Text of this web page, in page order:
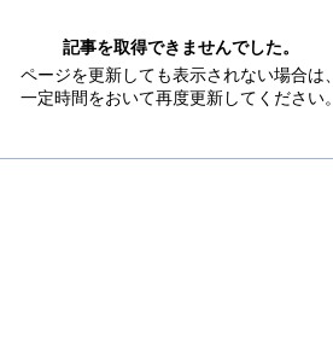
記事を取得できませんでした。
ページを更新しても表示されない場合は、
一定時間をおいて再度更新してください。